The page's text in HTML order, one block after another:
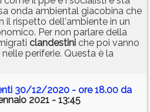
onda ambiental giacobina che
il rispetto dell'ambiente in un
Per non parlare della
clandestini che poi vanno
periferie. Questa è la
30/12/2020 - ore 18.00 da
2021 - 13:45